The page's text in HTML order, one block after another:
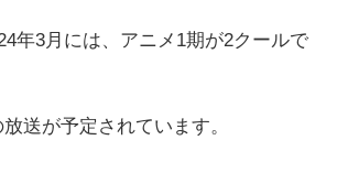
年3月には、アニメ1期が2クールで
送が予定されています。